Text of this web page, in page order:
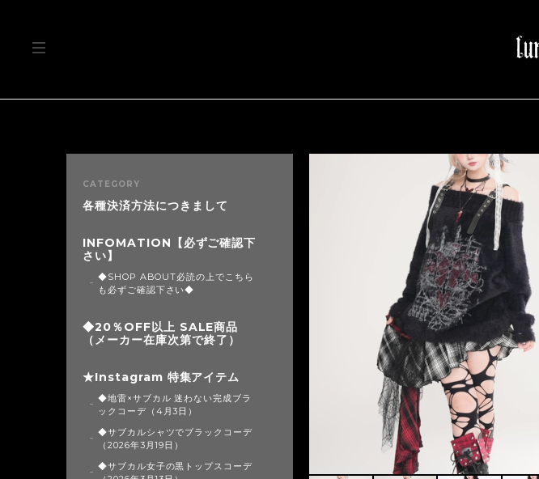
CATEGORY
各種決済方法につきまして
INFOMATION【必ずご確認下
さい】
◆SHOP ABOUT必読の上でこちら
も必ずご確認下さい◆
◆20％OFF以上 SALE商品
（メーカー在庫次第で終了）
★Instagram 特集アイテム
◆地雷×サブカル 迷わない完成ブラ
ックコーデ（4月3日）
◆サブカルシャツでブラックコーデ
（2026年3月19日）
◆サブカル女子の黒トップスコーデ